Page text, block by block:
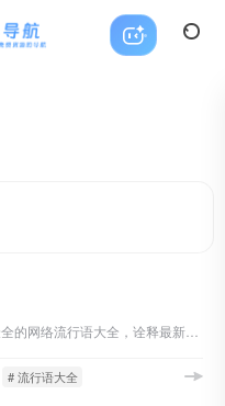
# 流行语大全